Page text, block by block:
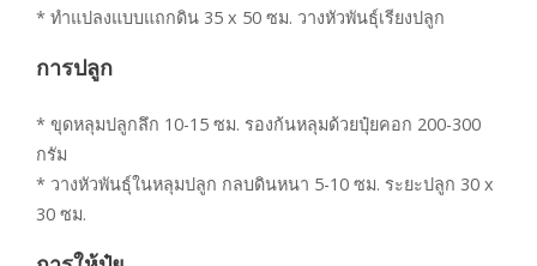
* ทำแปลงแบบแถกดิน 35 x 50 ซม. วางหัวพันธุ์เรียงปลูก
การปลูก
* ขุดหลุมปลูกลึก 10-15 ซม. รองก้นหลุมด้วยปุ๋ยคอก 200-300
กรัม
* วางหัวพันธุ์ในหลุมปลูก กลบดินหนา 5-10 ซม. ระยะปลูก 30 x
30 ซม.